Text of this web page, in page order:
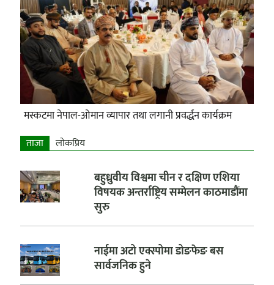
मस्कटमा नेपाल-ओमान व्यापार तथा लगानी प्रवर्द्धन कार्यक्रम
ताजा लाेकप्रिय
बहुध्रुवीय विश्वमा चीन र दक्षिण एशिया
विषयक अन्तर्राष्ट्रिय सम्मेलन काठमाडौंमा
सुरु
नाईमा अटो एक्स्पोमा डोङफेङ बस
सार्वजनिक हुने